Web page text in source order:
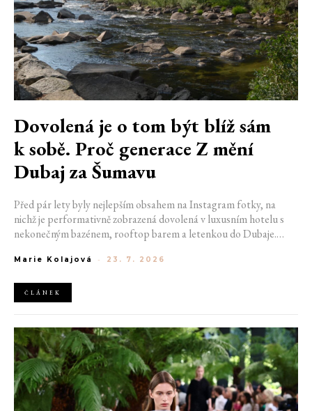
Dovolená je o tom být blíž sám
k sobě. Proč generace Z mění
Dubaj za Šumavu
Před pár lety byly nejlepším obsahem na Instagram fotky, na
nichž je performativně zobrazená dovolená v luxusním hotelu s
nekonečným bazénem, rooftop barem a letenkou do Dubaje.
horách. Ranní koupání v lomu. Výlet vlakem na Šumavu.
Marie Kolajová - 23. 7. 2026
ČLÁNEK